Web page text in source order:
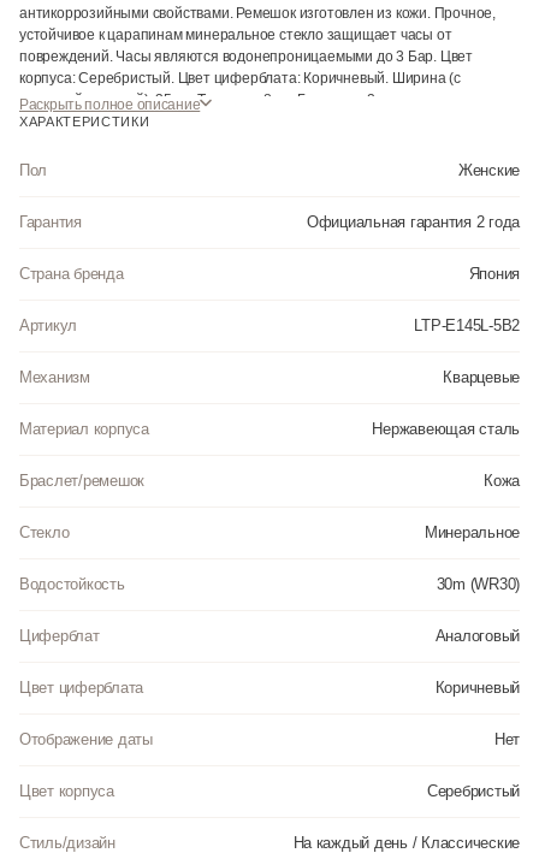
антикоррозийными свойствами. Ремешок изготовлен из кожи. Прочное,
устойчивое к царапинам минеральное стекло защищает часы от
повреждений. Часы являются водонепроницаемыми до 3 Бар. Цвет
корпуса: Серебристый. Цвет циферблата: Коричневый. Ширина (с
заводной головкой): 35мм. Толщина: 8мм. Гарантия: 2 года.
Раскрыть полное описание
ХАРАКТЕРИСТИКИ
Пол Женские
Гарантия Официальная гарантия 2 года
Страна бренда Япония
Артикул LTP-E145L-5B2
Механизм Кварцевые
Материал корпуса Нержавеющая сталь
Браслет/ремешок Кожа
Стекло Минеральное
Водостойкость 30m (WR30)
Циферблат Аналоговый
Цвет циферблата Коричневый
Отображение даты Нет
Цвет корпуса Серебристый
Стиль/дизайн На каждый день / Классические